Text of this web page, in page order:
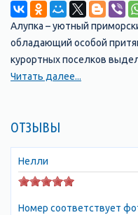
Алупка – уютный
обладающий особой
курортных поселков
Улицы города сбегают по
проспектов; узкие
и дорог в это месте
основные заведения
площади. Невероятно
Читать далее...
ОТЗЫВЫ
Нелли
Номер соответствует